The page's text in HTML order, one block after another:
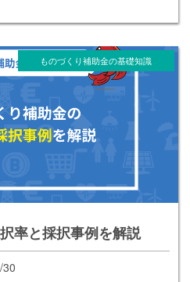
ものづくり補助金の基礎知識
率と採択事例を解説